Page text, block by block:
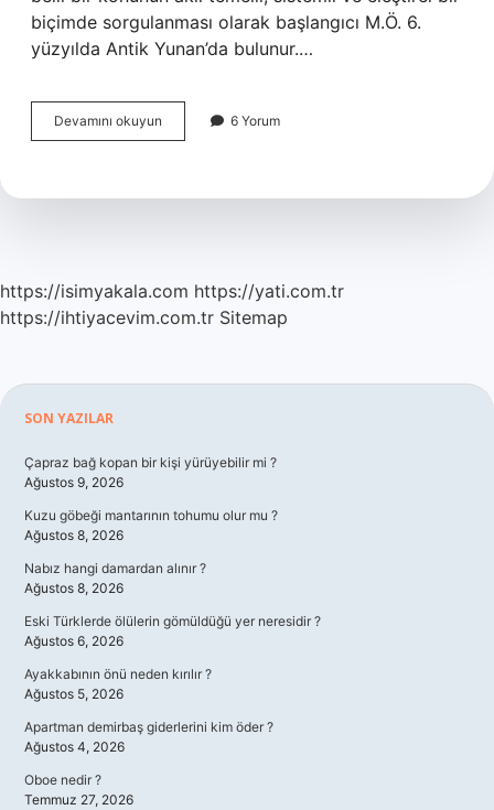
biçimde sorgulanması olarak başlangıcı M.Ö. 6.
yüzyılda Antik Yunan’da bulunur.…
Devamını okuyun Sistematik
Felsefe
6 Yorum
https://isimyakala.com https://yati.com.tr
https://ihtiyacevim.com.tr Sitemap
Sidebar
SON YAZILAR
Çapraz bağ kopan bir kişi yürüyebilir mi ?
Ağustos 9, 2026
Kuzu göbeği mantarının tohumu olur mu ?
Ağustos 8, 2026
Nabız hangi damardan alınır ?
Ağustos 8, 2026
Eski Türklerde ölülerin gömüldüğü yer neresidir ?
Ağustos 6, 2026
Ayakkabının önü neden kırılır ?
Ağustos 5, 2026
Apartman demirbaş giderlerini kim öder ?
Ağustos 4, 2026
Oboe nedir ?
Temmuz 27, 2026